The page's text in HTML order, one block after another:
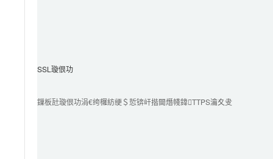
SSL璇佷功
鏁板瓧璇佷功涓€绔欏紡绠＄悊锛屽揩閫熸帴鍏TTPS瀹夊叏